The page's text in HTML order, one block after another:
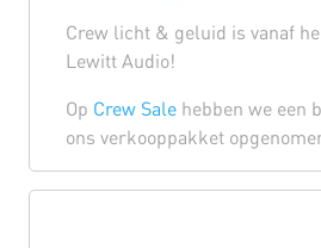
Crew licht & geluid is vanaf
Lewitt Audio!
Op Crew Sale hebben we een
ons verkooppakket